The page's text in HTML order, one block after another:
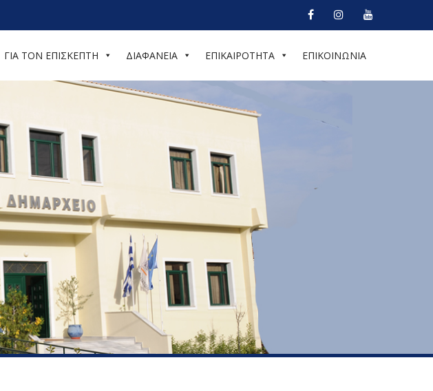
ΓΙΑ ΤΟΝ ΕΠΙΣΚΕΠΤΗ ΔΙΑΦΑΝΕΙΑ ΕΠΙΚΑΙΡΟΤΗΤΑ ΕΠΙΚΟΙΝΩΝΙΑ